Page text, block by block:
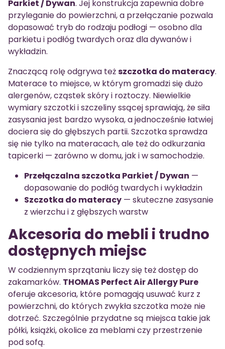
Parkiet / Dywan. Jej konstrukcja zapewnia dobre
przyleganie do powierzchni, a przełączanie pozwala
dopasować tryb do rodzaju podłogi — osobno dla
parkietu i podłóg twardych oraz dla dywanów i
wykładzin.
Znaczącą rolę odgrywa teższczotka do materacy.
Materace to miejsce, w którym gromadzi się dużo
alergenów, cząstek skóry i roztoczy. Niewielkie
wymiary szczotki i szczeliny ssącej sprawiają, że siła
zasysania jest bardzo wysoka, a jednocześnie łatwiej
dociera się do głębszych partii. Szczotka sprawdza
się nie tylko na materacach, ale też do odkurzania
tapicerki — zarówno w domu, jak i w samochodzie.
Przełączalna szczotka Parkiet / Dywan —
dopasowanie do podłóg twardych i wykładzin
Szczotka do materacy — skuteczne zasysanie
z wierzchu i z głębszych warstw
Akcesoria do mebli i trudno
dostępnych miejsc
W codziennym sprzątaniu liczy się też dostęp do
zakamarków. THOMAS Perfect Air Allergy Pure
oferuje akcesoria, które pomagają usuwać kurz z
powierzchni, do których zwykła szczotka może nie
dotrzeć. Szczególnie przydatne są miejsca takie jak
półki, książki, okolice za meblami czy przestrzenie
pod sofą.